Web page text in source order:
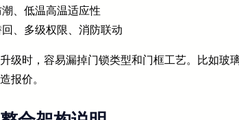
、低温高温适应性
、多级权限、消防联动
级时，容易漏掉门锁类型和门框工艺。比如
报价。